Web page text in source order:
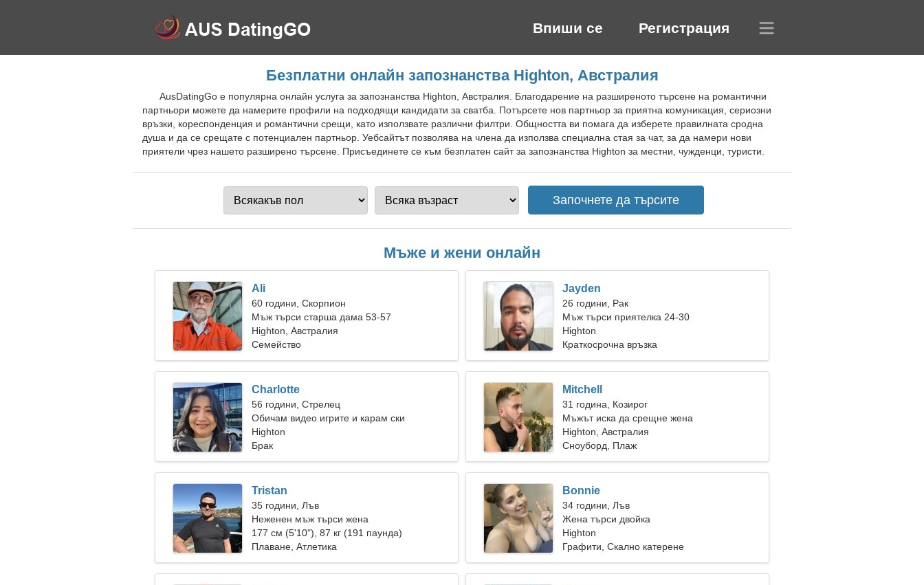
Впиши се Регистрация
Безплатни онлайн запознанства Highton, Австралия
AusDatingGo е популярна онлайн услуга за запознанства Highton, Австралия. Благодарение на разширеното търсене на романтични
партньори можете да намерите профили на подходящи кандидати за сватба. Потърсете нов партньор за приятна комуникация, сериозни
връзки, кореспонденция и романтични срещи, като използвате различни филтри. Общността ви помага да изберете правилната сродна
душа и да се срещате с потенциален партньор. Уебсайтът позволява на члена да използва специална стая за чат, за да намери нови
приятели чрез нашето разширено търсене. Присъединете се към безплатен сайт за запознанства Highton за местни, чужденци, туристи.
Мъже и жени онлайн
Ali
60 години, Скорпион
Мъж търси старша дама 53-57
Highton, Австралия
Семейство
Jayden
26 години, Рак
Мъж търси приятелка 24-30
Highton
Краткосрочна връзка
Charlotte
56 години, Стрелец
Обичам видео игрите и карам ски
Highton
Брак
Mitchell
31 година, Козирог
Мъжът иска да срещне жена
Highton, Австралия
Сноуборд, Плаж
Tristan
35 години, Лъв
Неженен мъж търси жена
177 см (5'10"), 87 кг (191 паунда)
Плаване, Атлетика
Bonnie
34 години, Лъв
Жена търси двойка
Highton
Графити, Скално катерене